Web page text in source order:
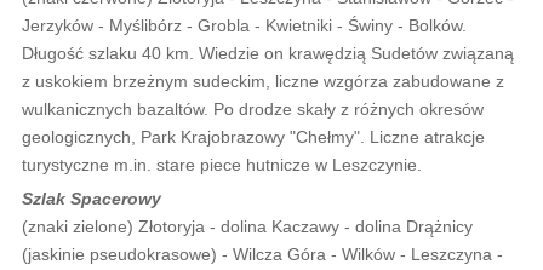
Jerzyków - Myślibórz - Grobla - Kwietniki - Świny - Bolków.
Długość szlaku 40 km. Wiedzie on krawędzią Sudetów związaną
z uskokiem brzeżnym sudeckim, liczne wzgórza zabudowane z
wulkanicznych bazaltów. Po drodze skały z różnych okresów
geologicznych, Park Krajobrazowy "Chełmy". Liczne atrakcje
turystyczne m.in. stare piece hutnicze w Leszczynie.
Szlak Spacerowy
(znaki zielone) Złotoryja - dolina Kaczawy - dolina Drążnicy
(jaskinie pseudokrasowe) - Wilcza Góra - Wilków - Leszczyna -